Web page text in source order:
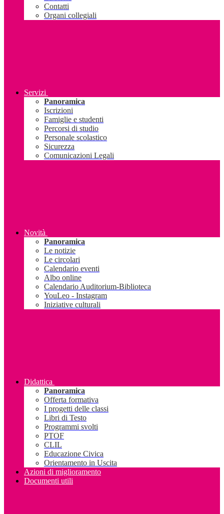
Contatti
Organi collegiali
Servizi
Panoramica
Iscrizioni
Famiglie e studenti
Percorsi di studio
Personale scolastico
Sicurezza
Comunicazioni Legali
Novità
Panoramica
Le notizie
Le circolari
Calendario eventi
Albo online
Calendario Auditorium-Biblioteca
YouLeo - Instagram
Iniziative culturali
Didattica
Panoramica
Offerta formativa
I progetti delle classi
Libri di Testo
Programmi svolti
PTOF
CLIL
Educazione Civica
Orientamento in Uscita
Azioni di miglioramento
Documenti utili